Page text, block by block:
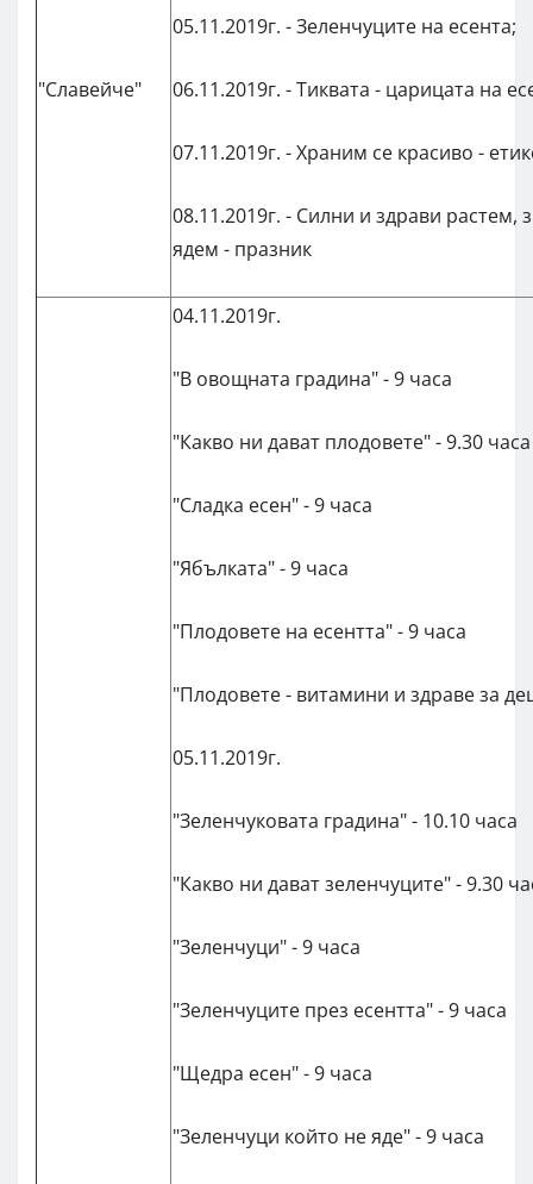
"Славейче"
05.11.2019г. - Зеленчуците на есента;
06.11.2019г. - Тиквата - царицата на
07.11.2019г. - Храним се красиво -
08.11.2019г. - Силни и здрави растем,
ядем - празник
04.11.2019г.
"В овощната градина" - 9 часа
"Какво ни дават плодовете" - 9.30 часа
"Сладка есен" - 9 часа
"Ябълката" - 9 часа
"Плодовете на есентта" - 9 часа
"Плодовете - витамини и здраве за
05.11.2019г.
"Зеленчуковата градина" - 10.10 часа
"Какво ни дават зеленчуците" - 9.30
"Зеленчуци" - 9 часа
"Зеленчуците през есентта" - 9 часа
"Щедра есен" - 9 часа
"Зеленчуци който не яде" - 9 часа